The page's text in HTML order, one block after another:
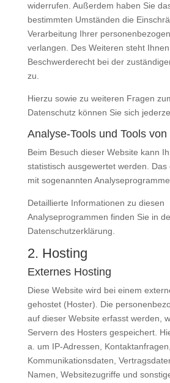
widerrufen. Außerdem haben Sie
bestimmten Umständen die
Verarbeitung Ihrer
verlangen. Des Weiteren steht
Beschwerderecht bei der
zu.
Hierzu sowie zu weiteren Fragen
Datenschutz können Sie sich
Analyse-Tools und Tools
Beim Besuch dieser Website kann
statistisch ausgewertet werden. Das
mit sogenannten
Detaillierte Informationen zu diesen
Analyseprogrammen finden Sie in
Datenschutzerklärung.
2. Hosting
Externes Hosting
Diese Website wird bei einem
gehostet (Hoster). Die
auf dieser Website erfasst werden,
Servern des Hosters gespeichert.
a. um IP-Adressen,
Kommunikationsdaten,
Namen, Websitezugriffe und